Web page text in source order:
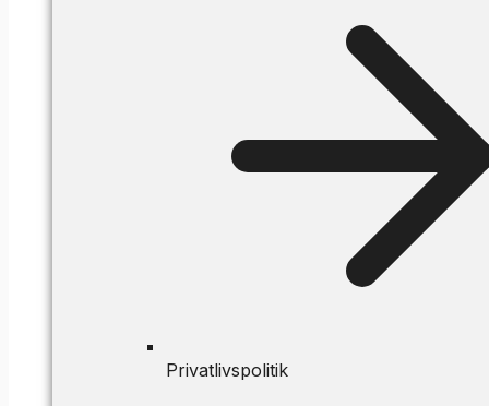
Privatlivspolitik